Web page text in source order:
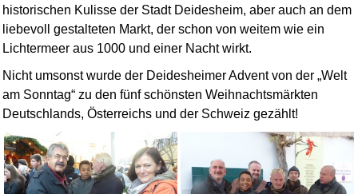
historischen Kulisse der Stadt Deidesheim, aber auch an dem
liebevoll gestalteten Markt, der schon von weitem wie ein
Lichtermeer aus 1000 und einer Nacht wirkt.
Nicht umsonst wurde der Deidesheimer Advent von der „Welt
am Sonntag“ zu den fünf schönsten Weihnachtsmärkten
Deutschlands, Österreichs und der Schweiz gezählt!